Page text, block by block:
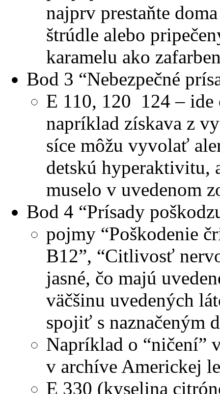
najprv prestaňte
štrúdle alebo
karamelu ako
Bod 3 “Nebezpečné
E 110, 120 124 – ide
napríklad získava z
síce môžu vyvolať
detskú hyperaktivitu,
muselo v uvedenom
Bod 4 “Prísady
pojmy “Poškodenie
B12”, “Citlivosť
jasné, čo majú
väčšinu uvedených
spojiť s naznačeným
Napríklad o “ničení”
v archíve Americkej
E 330 (kyselina